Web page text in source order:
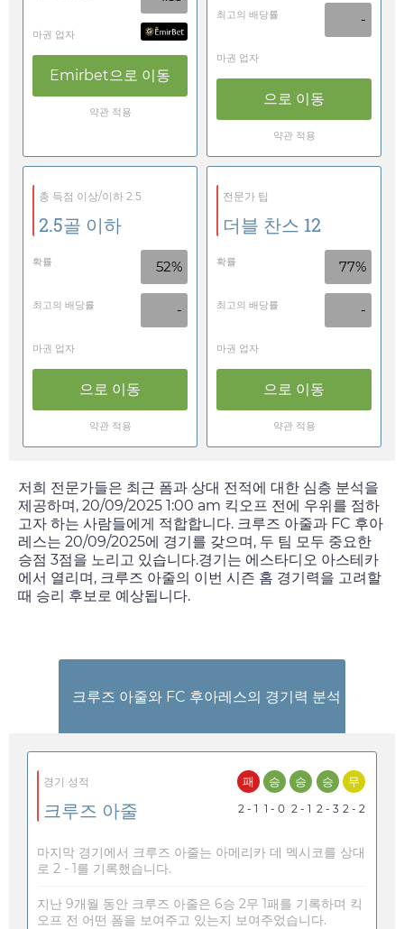
마권 업자
Emirbet으로 이동
약관 적용
최고의 배당률 -
마권 업자
으로 이동
약관 적용
총 득점 이상/이하 2.5
2.5골 이하
확률 52%
최고의 배당률 -
마권 업자
으로 이동
약관 적용
전문가 팁
더블 찬스 12
확률 77%
최고의 배당률 -
마권 업자
으로 이동
약관 적용
저희 전문가들은 최근 폼과 상대 전적에 대한 심층 분석을
제공하며, 20/09/2025 1:00 am 킥오프 전에 우위를 점하
고자 하는 사람들에게 적합합니다. 크루즈 아줄과 FC 후아
레스는 20/09/2025에 경기를 갖으며, 두 팀 모두 중요한
승점 3점을 노리고 있습니다.경기는 에스타디오 아스테카
에서 열리며, 크루즈 아줄의 이번 시즌 홈 경기력을 고려할
때 승리 후보로 예상됩니다.
크루즈 아줄와 FC 후아레스의 경기력 분석
경기 성적
크루즈 아줄
패
2 - 1
승
1 - 0
승
2 - 1
승
2 - 3
무
2 - 2
마지막 경기에서 크루즈 아줄는 아메리카 데 멕시코를 상대
로 2 - 1를 기록했습니다.
지난 9개월 동안 크루즈 아줄은 6승 2무 1패를 기록하며 킥
오프 전 어떤 폼을 보여주고 있는지 보여주었습니다.